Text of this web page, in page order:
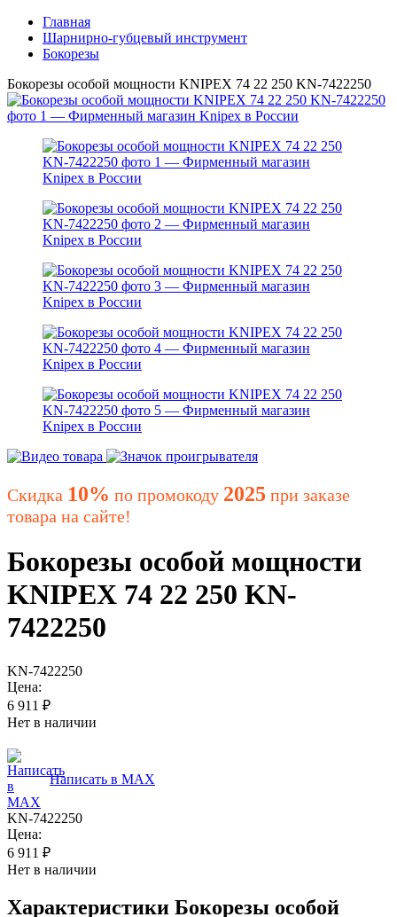
Главная
Шарнирно-губцевый инструмент
Бокорезы
Бокорезы особой мощности KNIPEX 74 22 250 KN-7422250
Скидка 10% по промокоду 2025 при заказе
товара на сайте!
Бокорезы особой мощности
KNIPEX 74 22 250 KN-
7422250
KN-7422250
Цена:
6 911 ₽
Нет в наличии
Написать в MAX
KN-7422250
Цена:
6 911 ₽
Нет в наличии
Характеристики Бокорезы особой